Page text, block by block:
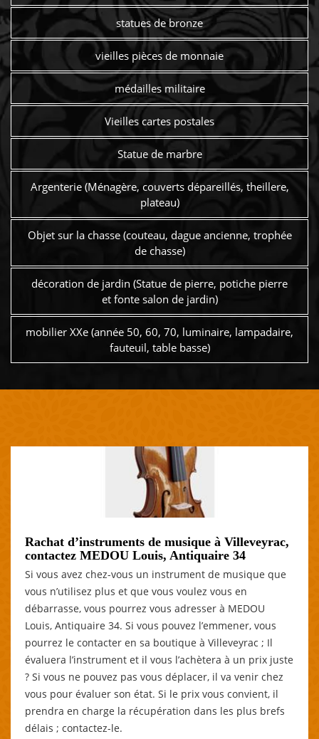
statues de bronze
vieilles pièces de monnaie
médailles militaire
Vieilles cartes postales
Statue de marbre
Argenterie (Ménagère, couverts dépareillés, theillere,
plateau)
Objet sur la chasse (couteau, dague ancienne, trophée
de chasse)
décoration de jardin (Statue de pierre, potiche pierre
et fonte salon de jardin)
mobilier XXe (année 50, 60, 70, luminaire, lampadaire,
fauteuil, table basse)
Rachat d’instruments de musique à Villeveyrac,
contactez MEDOU Louis, Antiquaire 34
Si vous avez chez-vous un instrument de musique que
vous n’utilisez plus et que vous voulez vous en
débarrasse, vous pourrez vous adresser à MEDOU
Louis, Antiquaire 34. Si vous pouvez l’emmener, vous
pourrez le contacter en sa boutique à Villeveyrac ; Il
évaluera l’instrument et il vous l’achètera à un prix juste
? Si vous ne pouvez pas vous déplacer, il va venir chez
vous pour évaluer son état. Si le prix vous convient, il
prendra en charge la récupération dans les plus brefs
délais ; contactez-le.